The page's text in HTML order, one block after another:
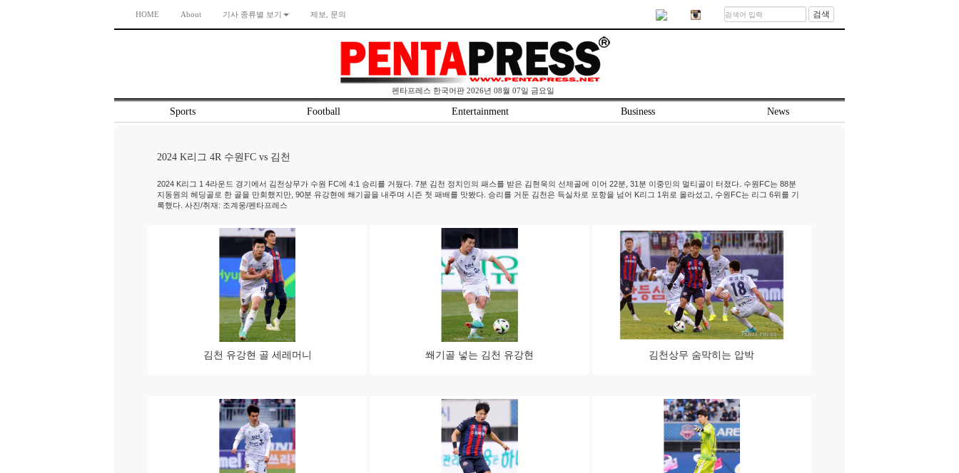
HOME About 기사 종류별 보기 제보, 문의 검색
펜타프레스 한국어판 2026년 08월 07일 금요일
Sports Football Entertainment Business News
2024 K리그 4R 수원FC vs 김천
2024 K리그 1 4라운드 경기에서 김천상무가 수원 FC에 4:1 승리를 거뒀다. 7분 김천 정치인의 패스를 받은 김현욱의 선제골에 이어 22분, 31분 이중민의 멀티골이 터졌다. 수원FC는 88분
지동원의 헤딩골로 한 골을 만회했지만, 90분 유강현에 쐐기골을 내주며 시즌 첫 패배를 맛봤다. 승리를 거둔 김천은 득실차로 포항을 넘어 K리그 1위로 올라섰고, 수원FC는 리그 6위를 기
록했다. 사진/취재: 조계웅/펜타프레스
김천 유강현 골 세레머니 쐐기골 넣는 김천 유강현 김천상무 숨막히는 압박